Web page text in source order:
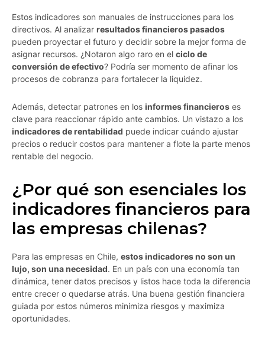
Estos indicadores son manuales de instrucciones para los
directivos. Al analizar resultados financieros pasados
pueden proyectar el futuro y decidir sobre la mejor forma de
asignar recursos. ¿Notaron algo raro en el ciclo de
conversión de efectivo? Podría ser momento de afinar los
procesos de cobranza para fortalecer la liquidez.
Además, detectar patrones en los informes financieros es
clave para reaccionar rápido ante cambios. Un vistazo a los
indicadores de rentabilidad puede indicar cuándo ajustar
precios o reducir costos para mantener a flote la parte menos
rentable del negocio.
¿Por qué son esenciales los
indicadores financieros para
las empresas chilenas?
Para las empresas en Chile, estos indicadores no son un
lujo, son una necesidad. En un país con una economía tan
dinámica, tener datos precisos y listos hace toda la diferencia
entre crecer o quedarse atrás. Una buena gestión financiera
guiada por estos números minimiza riesgos y maximiza
oportunidades.